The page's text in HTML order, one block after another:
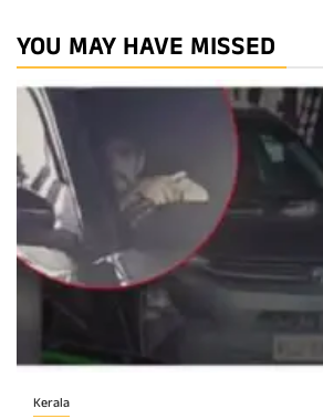
YOU MAY HAVE MISSED
Kerala